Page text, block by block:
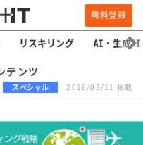
無料登録
リスキリング AI・生成AI
テンツ
スペシャル 2016/03/11 掲載